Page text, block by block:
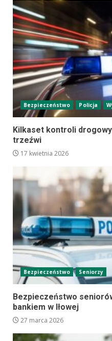
Bezpieczeństwo Policja
Kilkaset kontroli
trzeźwi
17 kwietnia 2026
Bezpieczeństwo Seniorzy
Bezpieczeństwo
bankiem w Iłowej
27 marca 2026